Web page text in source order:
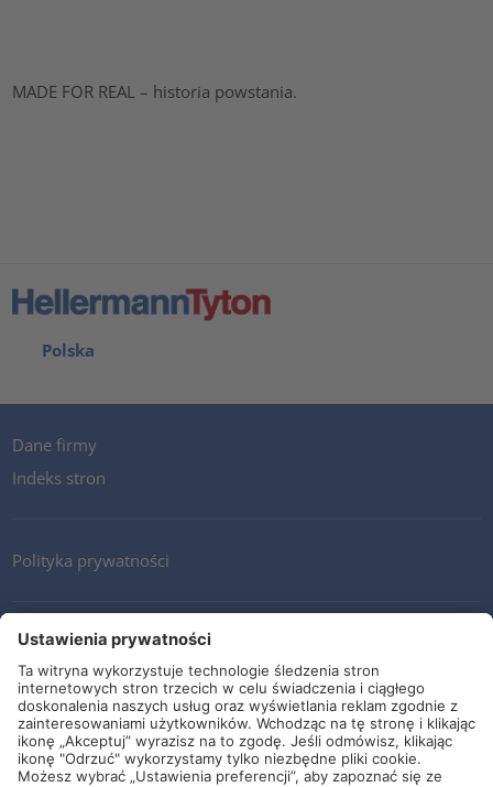
powered byUsercentrics Consent Management Platform
MADE FOR REAL – historia powstania.
Polska
Dane firmy
Indeks stron
Polityka prywatności
Kontakt
Newsletter